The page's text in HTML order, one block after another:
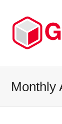
Monthly